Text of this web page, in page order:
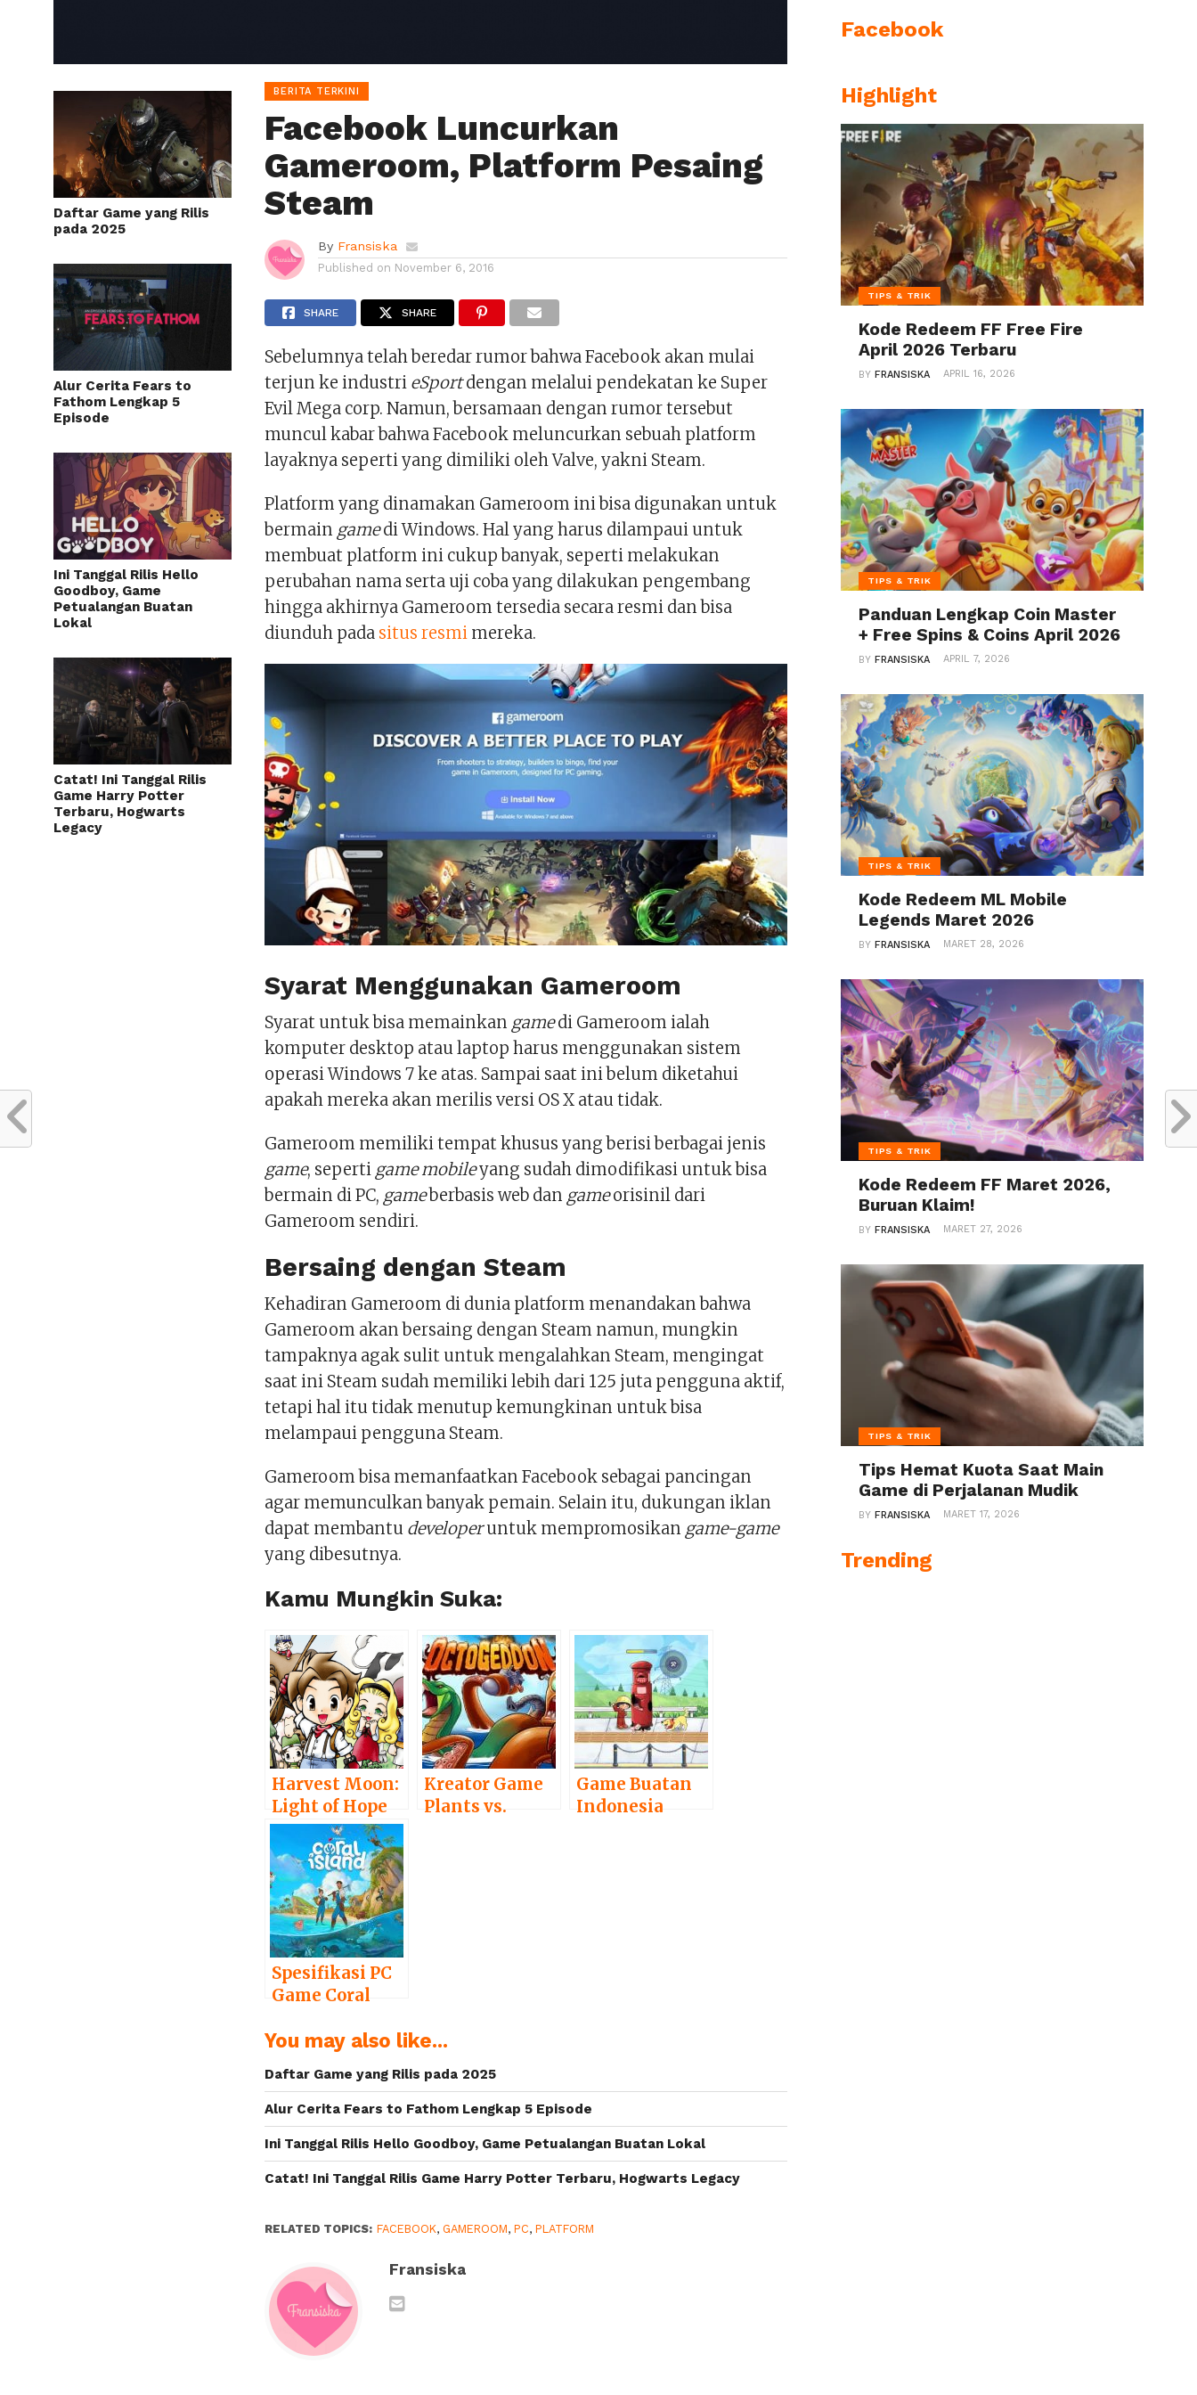
Daftar Game yang Rilis
pada 2025
Alur Cerita Fears to
Fathom Lengkap 5
Episode
Ini Tanggal Rilis Hello
Goodboy, Game
Petualangan Buatan
Lokal
Catat! Ini Tanggal Rilis
Game Harry Potter
Terbaru, Hogwarts
Legacy
BERITA TERKINI
Facebook Luncurkan
Gameroom, Platform Pesaing
Steam
By Fransiska
Published on November 6, 2016
SHARE SHARE
Sebelumnya telah beredar rumor bahwa Facebook akan mulai
terjun ke industri eSportdengan melalui pendekatan ke Super
Evil Mega corp. Namun, bersamaan dengan rumor tersebut
muncul kabar bahwa Facebook meluncurkan sebuah platform
layaknya seperti yang dimiliki oleh Valve, yakni Steam.
Platform yang dinamakan Gameroom ini bisa digunakan untuk
bermain gamedi Windows. Hal yang harus dilampaui untuk
membuat platform ini cukup banyak, seperti melakukan
perubahan nama serta uji coba yang dilakukan pengembang
hingga akhirnya Gameroom tersedia secara resmi dan bisa
diunduh pada situs resmi mereka.
Syarat Menggunakan Gameroom
Syarat untuk bisa memainkan gamedi Gameroom ialah
komputer desktop atau laptop harus menggunakan sistem
operasi Windows 7 ke atas. Sampai saat ini belum diketahui
apakah mereka akan merilis versi OS X atau tidak.
Gameroom memiliki tempat khusus yang berisi berbagai jenis
game, seperti game mobileyang sudah dimodifikasi untuk bisa
bermain di PC, gameberbasis web dan gameorisinil dari
Gameroom sendiri.
Bersaing dengan Steam
Kehadiran Gameroom di dunia platform menandakan bahwa
Gameroom akan bersaing dengan Steam namun, mungkin
tampaknya agak sulit untuk mengalahkan Steam, mengingat
saat ini Steam sudah memiliki lebih dari 125 juta pengguna aktif,
tetapi hal itu tidak menutup kemungkinan untuk bisa
melampaui pengguna Steam.
Gameroom bisa memanfaatkan Facebook sebagai pancingan
agar memunculkan banyak pemain. Selain itu, dukungan iklan
dapat membantu developeruntuk mempromosikan game-game
yang dibesutnya.
Kamu Mungkin Suka:
Harvest Moon:
Light of Hope
Akan Hadir di
PS4, PC, dan
Switch
Kreator Game
Plants vs.
Game Buatan
Indonesia
Spesifikasi PC
Game Coral
Mirip Harvest
Lokal
You may also like...
Daftar Game yang Rilis pada 2025
Alur Cerita Fears to Fathom Lengkap 5 Episode
Ini Tanggal Rilis Hello Goodboy, Game Petualangan Buatan Lokal
Catat! Ini Tanggal Rilis Game Harry Potter Terbaru, Hogwarts Legacy
RELATED TOPICS: FACEBOOK, GAMEROOM,PC,PLATFORM
Fransiska
Facebook
Highlight
TIPS & TRIK
Kode Redeem FF Free Fire
April 2026 Terbaru
BYFRANSISKA APRIL 16, 2026
TIPS & TRIK
Panduan Lengkap Coin Master
+ Free Spins & Coins April 2026
BYFRANSISKA APRIL 7, 2026
TIPS & TRIK
Kode Redeem ML Mobile
Legends Maret 2026
BYFRANSISKA MARET 28, 2026
TIPS & TRIK
Kode Redeem FF Maret 2026,
Buruan Klaim!
BYFRANSISKA MARET 27, 2026
TIPS & TRIK
Tips Hemat Kuota Saat Main
Game di Perjalanan Mudik
BYFRANSISKA MARET 17, 2026
Trending